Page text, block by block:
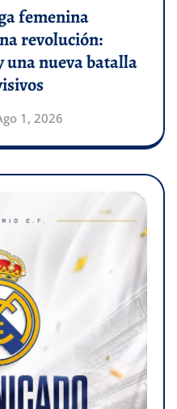
femenina
revolución:
nueva batalla
1, 2026